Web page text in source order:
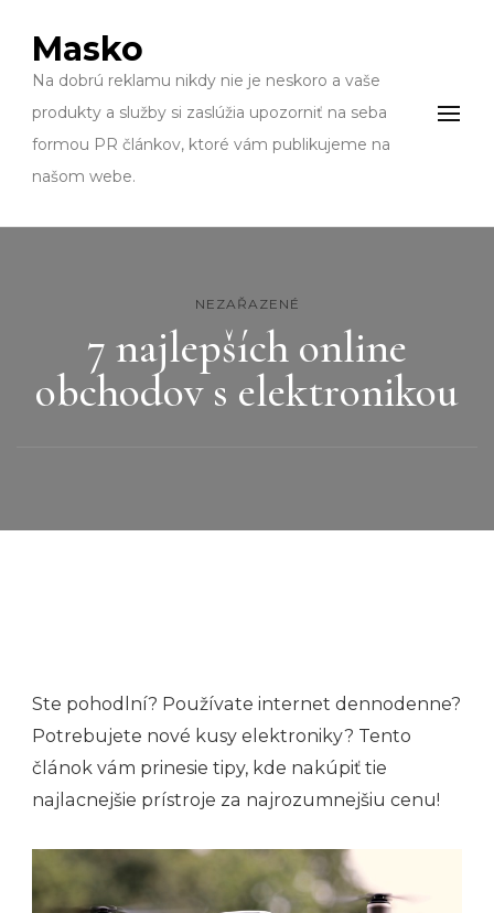
Masko
Na dobrú reklamu nikdy nie je neskoro a vaše
produkty a služby si zaslúžia upozorniť na seba
formou PR článkov, ktoré vám publikujeme na
našom webe.
NEZAŘAZENÉ
7 najlepších online
obchodov s elektronikou
Ste pohodlní? Používate internet dennodenne?
Potrebujete nové kusy elektroniky? Tento
článok vám prinesie tipy, kde nakúpiť tie
najlacnejšie prístroje za najrozumnejšiu cenu!